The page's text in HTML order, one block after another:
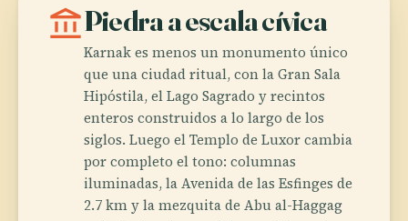
account_balancePiedra a escala cívica
Karnak es menos un monumento único
que una ciudad ritual, con la Gran Sala
Hipóstila, el Lago Sagrado y recintos
enteros construidos a lo largo de los
siglos. Luego el Templo de Luxor cambia
por completo el tono: columnas
iluminadas, la Avenida de las Esfinges de
2.7 km y la mezquita de Abu al-Haggag